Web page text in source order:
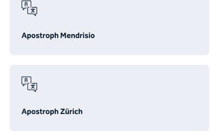
Apostroph Mendrisio
Apostroph Zürich